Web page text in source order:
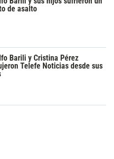
de asalto
Barili y Cristina Pérez
Telefe Noticias desde sus